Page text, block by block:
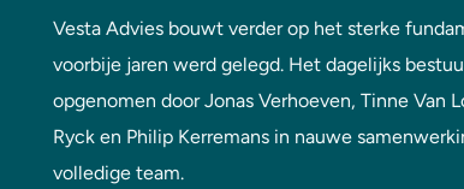
Vesta Advies bouwt verder op het sterke
voorbije jaren werd gelegd. Het dagelijks
opgenomen door Jonas Verhoeven, Tinne Van
Ryck en Philip Kerremans in nauwe
volledige team.